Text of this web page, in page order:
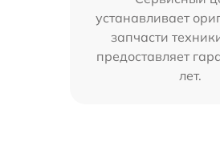
устанавливает
запчасти
предоставляет
лет.